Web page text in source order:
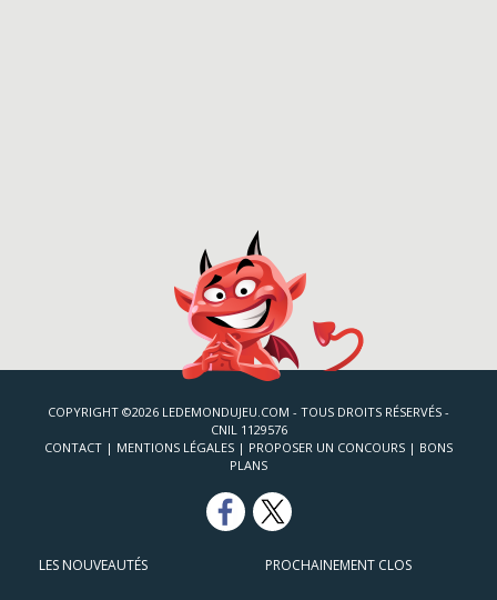
COPYRIGHT ©2026 LEDEMONDUJEU.COM - TOUS DROITS RÉSERVÉS -
CNIL 1129576
CONTACT | MENTIONS LÉGALES | PROPOSER UN CONCOURS | BONS
PLANS
LES NOUVEAUTÉS PROCHAINEMENT CLOS